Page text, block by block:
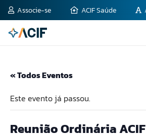
Associe-se ACIF Saúde
« Todos Eventos
Este evento já passou.
Reunião Ordinária